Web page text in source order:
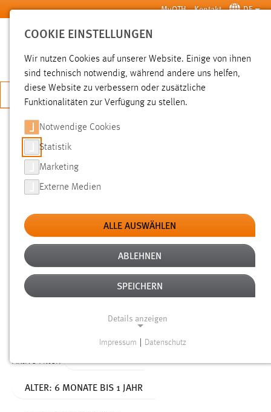
Zum Hauptinhalt springen MyOTH Kontakt DE
SUCHE
JETZT BEWERBEN
SUCHE
FILTER
Typ
Erstellungsdatum
Alter
Aktive Filter:
ALTER: 6 MONATE BIS 1 JAHR
COOKIE EINSTELLUNGEN
Wir nutzen Cookies auf unserer Website. Einige von ihnen
sind technisch notwendig, während andere uns helfen,
diese Website zu verbessern oder zusätzliche
Funktionalitäten zur Verfügung zu stellen.
Notwendige Cookies
Statistik
Marketing
Externe Medien
ALLE AUSWÄHLEN
ABLEHNEN
SPEICHERN
Details anzeigen
Funktionen und sind für die einwandfreie Funktion der
Impressum Datenschutz